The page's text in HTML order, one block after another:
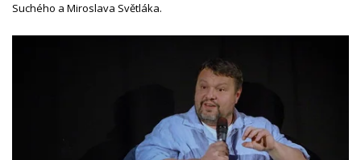
Suchého a Miroslava Světláka.